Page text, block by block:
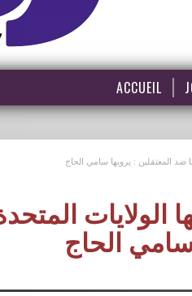
ACCUEIL
ضد المعتقلين : يرويها سامي الحاج
الولايات
الحاج